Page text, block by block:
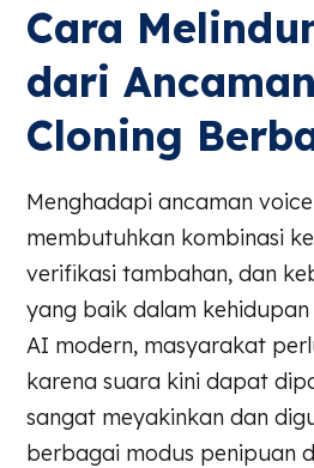
Cara
dari
Cloning
Menghadapi ancaman
membutuhkan kombinasi
verifikasi tambahan, dan
yang baik dalam kehidupan
AI modern, masyarakat
karena suara kini dapat
sangat meyakinkan dan
berbagai modus penipuan